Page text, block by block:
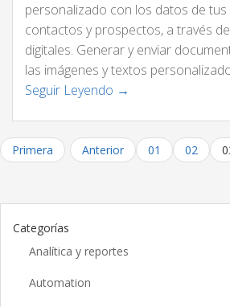
personalizado con los datos de tus
contactos y prospectos, a través
digitales. Generar y enviar
las imágenes y textos
Seguir Leyendo →
Primera Anterior 01 02
Categorías
Analítica y reportes
Automation